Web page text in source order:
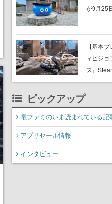
が9月25
ベント
ンボル
ムもハロ
【基本
ィビジョ
ス』
始。『デ
ピックアップ
電ファミのいま読まれている記
アプリセール情報
インタビュー